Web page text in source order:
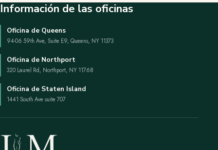
Información de las oficinas
Oficina de Queens
94-06 59th Ave, Suite E9, Queens, NY 11373
Oficina de Northport
320 Laurel Rd, Northport, NY 11768
Oficina de Staten Island
1441 South Ave suite 707